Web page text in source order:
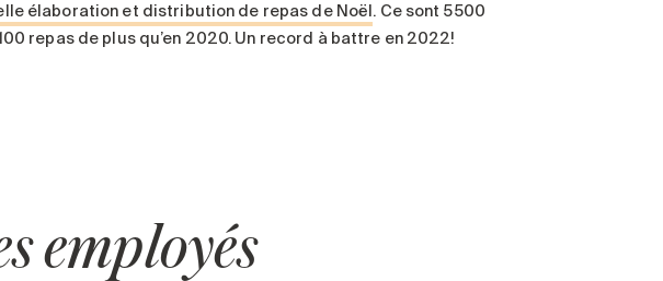
élaboration et distribution de repas de Noël . Ce sont 5500
repas de plus qu’en 2020. Un record à battre en 2022!
employés